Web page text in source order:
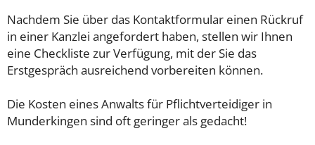
Nachdem Sie über das Kontaktformular einen Rückruf
in einer Kanzlei angefordert haben, stellen wir Ihnen
eine Checkliste zur Verfügung, mit der Sie das
Erstgespräch ausreichend vorbereiten können.
Die Kosten eines Anwalts für Pflichtverteidiger in
Munderkingen sind oft geringer als gedacht!